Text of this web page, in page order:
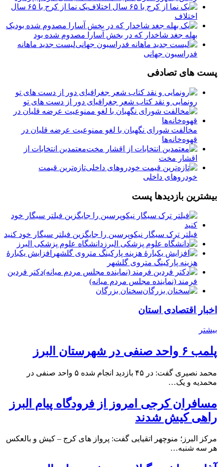
یک نما از کرج با ۶۵ سال
اختلاف
یک
بهله جغد شاخدار که در بخش آسارا مصدوم شده بود
لیست جدید ماهانه
فدراسیون جهانی
پست های تصادفی
رونمایی و نقد کتاب شعر جغرافیای دور از دست های تو
مخالفت شورای نگهبان با لغو ممنوعیت عرضه قلیان در
قهوه‌خانه‌ها
معتمدین انتخابات از
اقشار مخت
تازه‌ترین قیمت
خودروهای داخلی
بیشترین بازدیدها پست
فیلتر ترک سیگار نیکوپرسین را جایگزین فیلتر سیگار خود کنید
دانشگاه علوم پزشکی البرز
افزایش یکبارۀ
هزینه پارکینگ متروی گلشهر
دكتر فردين
فرمند (نماينده مجلس مردم میانه)
سخنان بزرگان
اخبار اقتصادی استان
بیشتر
پلمب ۶ واحد صنفی در شهرستان البرز
محمد نصیری گفت: در ۴۵ بازدید انجام شده ۵ واحد صنفی در
محمدیه و یک…
مسافران کرجی امروز از فرودگاه پیام البرز
راهی کیش شدند
مرکز البرز؛ منوچهر اتقیایی گفت: پرواز های کرج – کیش و بالعکس
هر سه شنبه…